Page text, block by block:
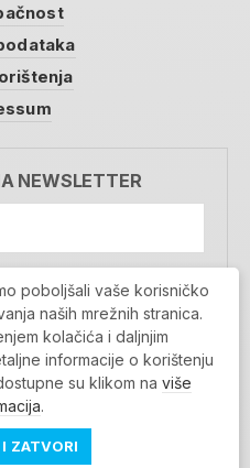
NEWSLETTER
spremaju u bazu
slanja MojaRijeka
SE
poboljšali vaše korisničko
naših mrežnih stranica.
kolačića i daljnjim
informacije o korištenju
su klikom na više
.
ZATVORI